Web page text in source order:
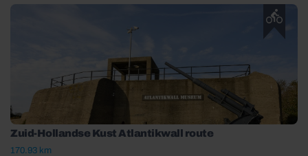
Zuid-Hollandse Kust Atlantikwall route
170.93 km